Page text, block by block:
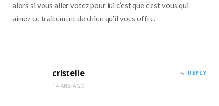
alors si vous aller votez pour lui c’est que c’est vous qui
aimez ce traitement de chien qu’il vous offre.
cristelle
14 ANS AGO
REPLY